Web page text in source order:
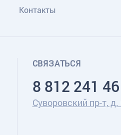
Контакты
СВЯЗАТЬСЯ
8 812 241
Суворовский пр-т,